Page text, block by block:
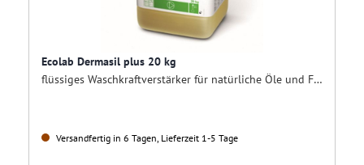
Ecolab Dermasil plus 20 kg
flüssiges Waschkraftverstärker für natürliche Öle und Fettverschmutzungen
Versandfertig in 6 Tagen, Lieferzeit 1-5 Tage